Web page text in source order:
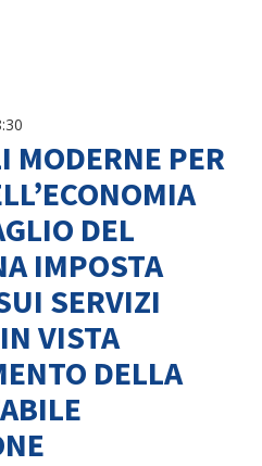
MODERNE PER
DEL
IMPOSTA
SERVIZI
VISTA
DELLA